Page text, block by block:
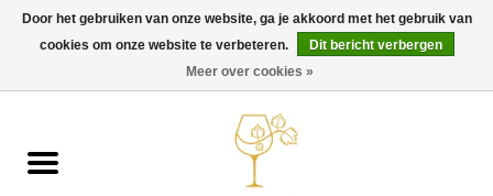
0 Artikelen - €0,00
Wijn
Door het gebruiken van onze website, ga je akkoord met het gebruik van
cookies om onze website te verbeteren.
Dit bericht verbergen
Meer over cookies »